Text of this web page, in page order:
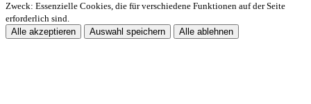
Zweck: Essenzielle Cookies, die für verschiedene Funktionen auf der Seite
erforderlich sind.
Alle akzeptieren
Auswahl speichern Alle ablehnen